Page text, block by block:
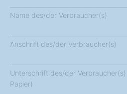
Name des/der Verbraucher(s)
Anschrift des/der Verbraucher(s)
Unterschrift des/der
Papier)